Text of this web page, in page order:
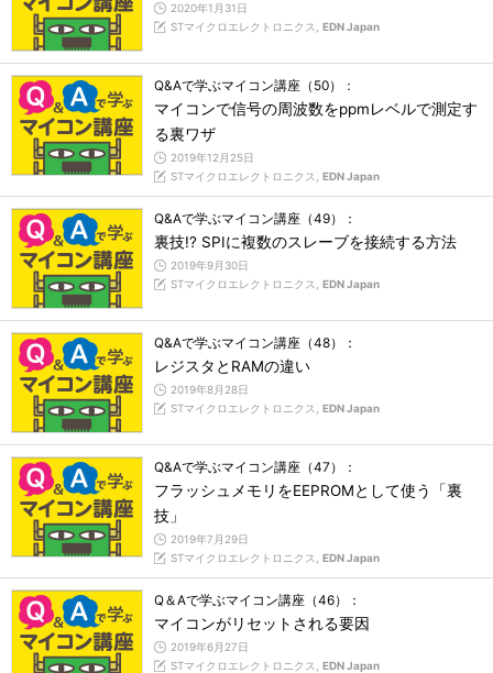
2020年1月31日
STマイクロエレクトロニクス, EDN Japan
Q&Aで学ぶマイコン講座（50）：
マイコンで信号の周波数をppmレベルで測定す
る裏ワザ
2019年12月25日
STマイクロエレクトロニクス, EDN Japan
Q&Aで学ぶマイコン講座（49）：
裏技!? SPIに複数のスレーブを接続する方法
2019年9月30日
STマイクロエレクトロニクス, EDN Japan
Q&Aで学ぶマイコン講座（48）：
レジスタとRAMの違い
2019年8月28日
STマイクロエレクトロニクス, EDN Japan
Q&Aで学ぶマイコン講座（47）：
フラッシュメモリをEEPROMとして使う「裏
技」
2019年7月29日
STマイクロエレクトロニクス, EDN Japan
Q＆Aで学ぶマイコン講座（46）：
マイコンがリセットされる要因
2019年6月27日
STマイクロエレクトロニクス, EDN Japan